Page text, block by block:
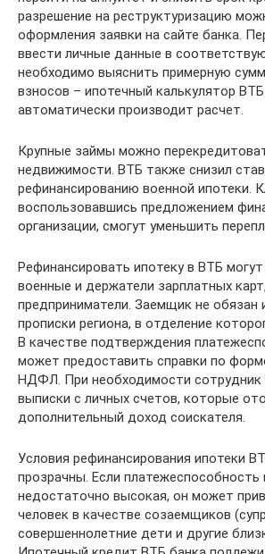
разрешение на реструктуризацию
оформления заявки на сайте банка.
ввести личные данные в
необходимо выяснить примерную
взносов – ипотечный калькулятор
автоматически производит расчет.
Крупные займы можно
недвижимости. ВТБ также снизил
рефинансированию военной ипотеки.
воспользовавшись предложением
организации, смогут уменьшить
Рефинансировать ипотеку в ВТБ
военные и держатели зарплатных
предприниматели. Заемщик не обязан
прописки региона, в отделение
В качестве подтверждения
может предоставить справки по
НДФЛ. При необходимости сотрудник
выписки с личных счетов, которые
дополнительный доход соискателя.
Условия рефинансирования ипотеки
прозрачны. Если платежеспособность
недостаточно высокая, он может
человек в качестве созаемщиков
совершеннолетние дети и другие